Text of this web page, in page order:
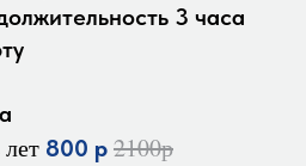
3 часа
800 р 2100р